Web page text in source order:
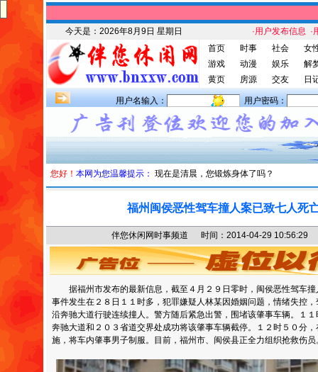
今天是： 2026年8月9日 星期日 ·用户发布信息 ·
首页
时事 社会
女
游戏
动漫 娱乐
解
黄页
房源 交友 日
用户名输入： 用户密码：
您好！ 本网为您温馨提示： 现在是清晨，您锻炼身体了吗？
福州闽侯恶性驾车撞人案已致七人死
伴您休闲网时事频道 时间：2014-04-29
据福州市发布的最新信息，截至４月２９日零时，闽侯恶性驾车
事件发生在２８日１１时多，犯罪嫌疑人林某因婚姻问题，情绪失控
沿奔驰大道行驶连续撞人。警方随后紧急出警，围堵该肇事车辆。１
奔驰大道和２０３省道交界处成功将该肇事车辆截停。１２时５０分
施，将车内肇事男子制服。目前，福州市、闽侯县正全力组织抢救伤